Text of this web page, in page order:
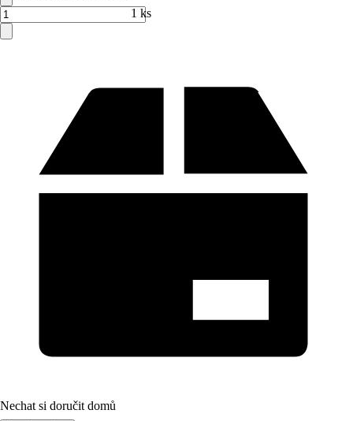
1 ks
Nechat si doručit domů